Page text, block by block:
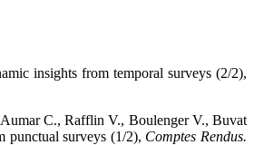
insights from temporal surveys (2/2),
C., Rafflin V., Boulenger V., Buvat
punctual surveys (1/2), Comptes Rendus.